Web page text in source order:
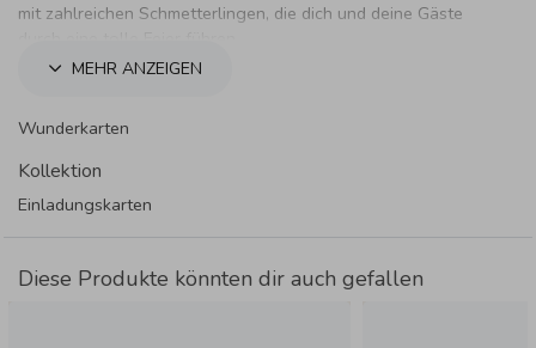
mit zahlreichen Schmetterlingen, die dich und deine Gäste
MEHR ANZEIGEN
Wunderkarten
Kollektion
Einladungskarten
Diese Produkte könnten dir auch gefallen